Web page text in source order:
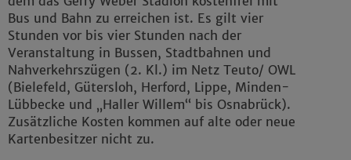
Bus und Bahn zu erreichen ist. Es gilt vier
Stunden vor bis vier Stunden nach der
Veranstaltung in Bussen, Stadtbahnen und
Nahverkehrszügen (2. Kl.) im Netz Teuto/ OWL
(Bielefeld, Gütersloh, Herford, Lippe, Minden-
Lübbecke und „Haller Willem“ bis Osnabrück).
Zusätzliche Kosten kommen auf alte oder neue
Kartenbesitzer nicht zu.